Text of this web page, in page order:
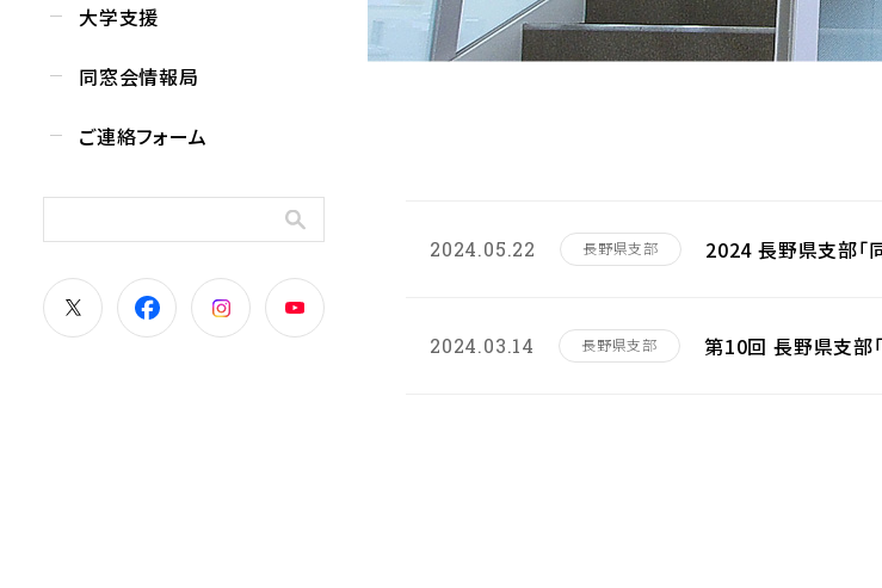
大学支援
同窓会情報局
ご連絡フォーム
2024.05.22 長野県支部 2024 長野県支部「
2024.03.14 長野県支部 第10回 長野県支部